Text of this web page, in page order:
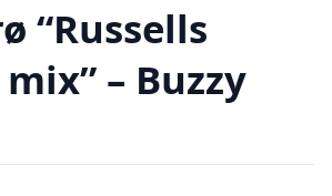
“Russells
– Buzzy